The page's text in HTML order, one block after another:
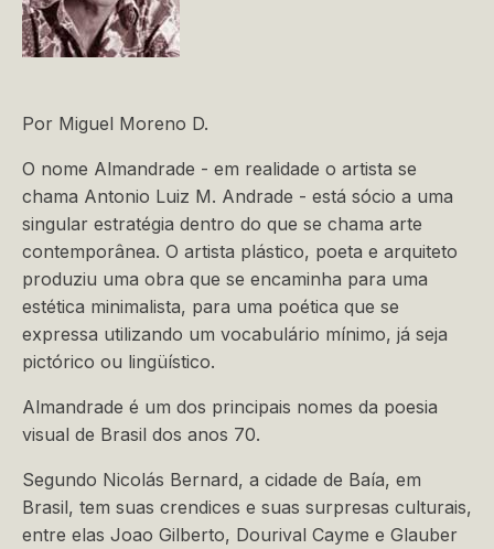
Por Miguel Moreno D.
O nome Almandrade - em realidade o artista se
chama Antonio Luiz M. Andrade - está sócio a uma
singular estratégia dentro do que se chama arte
contemporânea. O artista plástico, poeta e arquiteto
produziu uma obra que se encaminha para uma
estética minimalista, para uma poética que se
expressa utilizando um vocabulário mínimo, já seja
pictórico ou lingüístico.
Almandrade é um dos principais nomes da poesia
visual de Brasil dos anos 70.
Segundo Nicolás Bernard, a cidade de Baía, em
Brasil, tem suas crendices e suas surpresas culturais,
entre elas Joao Gilberto, Dourival Cayme e Glauber